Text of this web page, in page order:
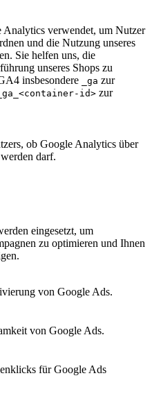
verwendet, um Nutzer
und die Nutzung unseres
Sie helfen uns, die
unseres Shops zu
insbesondere
_ga zur
_ga_<container-id> zur
ob Google Analytics über
darf.
eingesetzt, um
zu optimieren und Ihnen
von Google Ads.
von Google Ads.
für Google Ads